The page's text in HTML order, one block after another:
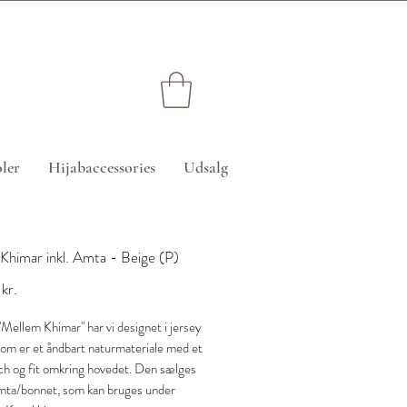
Hijabaccessories Udsalg
inkl. Amta - Beige (P)
Khimar" har vi designet i jersey
er et åndbart naturmateriale med et
og fit omkring hovedet. Den sælges
bonnet, som kan bruges under